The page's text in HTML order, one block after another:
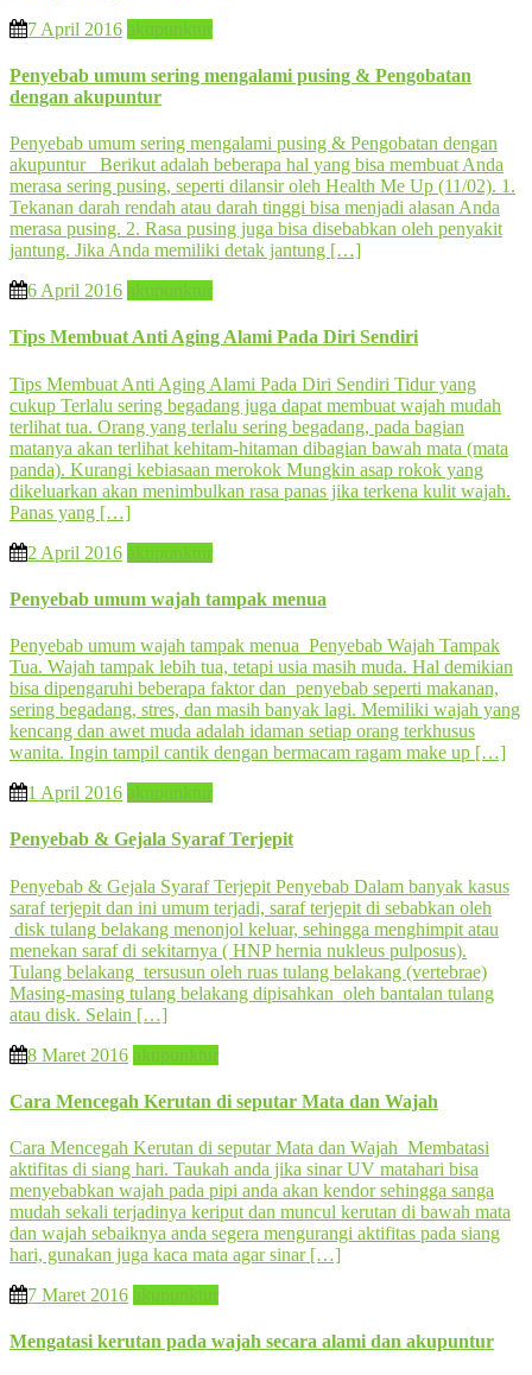
7 April 2016 akupunktur
Penyebab umum sering mengalami pusing & Pengobatan
dengan akupuntur
Penyebab umum sering mengalami pusing & Pengobatan dengan
akupuntur Berikut adalah beberapa hal yang bisa membuat Anda
merasa sering pusing, seperti dilansir oleh Health Me Up (11/02). 1.
Tekanan darah rendah atau darah tinggi bisa menjadi alasan Anda
merasa pusing. 2. Rasa pusing juga bisa disebabkan oleh penyakit
jantung. Jika Anda memiliki detak jantung […]
6 April 2016 akupunktur
Tips Membuat Anti Aging Alami Pada Diri Sendiri
Tips Membuat Anti Aging Alami Pada Diri Sendiri Tidur yang
cukup Terlalu sering begadang juga dapat membuat wajah mudah
terlihat tua. Orang yang terlalu sering begadang, pada bagian
matanya akan terlihat kehitam-hitaman dibagian bawah mata (mata
panda). Kurangi kebiasaan merokok Mungkin asap rokok yang
dikeluarkan akan menimbulkan rasa panas jika terkena kulit wajah.
Panas yang […]
2 April 2016 akupunktur
Penyebab umum wajah tampak menua
Penyebab umum wajah tampak menua Penyebab Wajah Tampak
Tua. Wajah tampak lebih tua, tetapi usia masih muda. Hal demikian
bisa dipengaruhi beberapa faktor dan penyebab seperti makanan,
sering begadang, stres, dan masih banyak lagi. Memiliki wajah yang
kencang dan awet muda adalah idaman setiap orang terkhusus
wanita. Ingin tampil cantik dengan bermacam ragam make up […]
1 April 2016 akupunktur
Penyebab & Gejala Syaraf Terjepit
Penyebab & Gejala Syaraf Terjepit Penyebab Dalam banyak kasus
saraf terjepit dan ini umum terjadi, saraf terjepit di sebabkan oleh
disk tulang belakang menonjol keluar, sehingga menghimpit atau
menekan saraf di sekitarnya ( HNP hernia nukleus pulposus).
Tulang belakang tersusun oleh ruas tulang belakang (vertebrae)
Masing-masing tulang belakang dipisahkan oleh bantalan tulang
atau disk. Selain […]
8 Maret 2016 akupunktur
Cara Mencegah Kerutan di seputar Mata dan Wajah
Cara Mencegah Kerutan di seputar Mata dan Wajah Membatasi
aktifitas di siang hari. Taukah anda jika sinar UV matahari bisa
menyebabkan wajah pada pipi anda akan kendor sehingga sanga
mudah sekali terjadinya keriput dan muncul kerutan di bawah mata
dan wajah sebaiknya anda segera mengurangi aktifitas pada siang
hari, gunakan juga kaca mata agar sinar […]
7 Maret 2016 akupunktur
Mengatasi kerutan pada wajah secara alami dan akupuntur